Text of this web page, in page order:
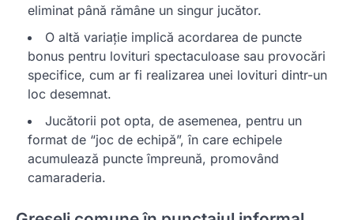
eliminat până rămâne un singur jucător.
O altă variație implică acordarea de puncte
bonus pentru lovituri spectaculoase sau provocări
specifice, cum ar fi realizarea unei lovituri dintr-un
loc desemnat.
Jucătorii pot opta, de asemenea, pentru un
format de “joc de echipă”, în care echipele
acumulează puncte împreună, promovând
camaraderia.